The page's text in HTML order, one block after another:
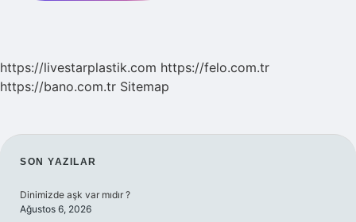
https://livestarplastik.com https://felo.com.tr
https://bano.com.tr Sitemap
SIDEBAR
SON YAZILAR
Dinimizde aşk var mıdır ?
Ağustos 6, 2026